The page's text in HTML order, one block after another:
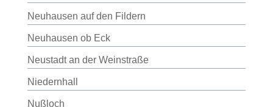
Neuhausen auf den Fildern
Neuhausen ob Eck
Neustadt an der Weinstraße
Niedernhall
Nußloch